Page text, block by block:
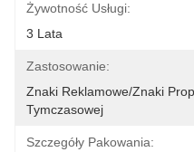
Żywotność Usługi:
3 Lata
Zastosowanie:
Znaki Reklamowe/znaki
Tymczasowej
Szczegóły Pakowania: